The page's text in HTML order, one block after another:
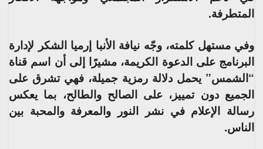
المتطرفة.
وفي مستهل كلمته، وجّه نيافة الأنبا إرميا الشكر لإدارة
البرنامج على الدعوة الكريمة، مشيرًا إلى أن اسم قناة
“الشمس” يحمل دلالة رمزية جميلة، فهي تشرق على
الجميع دون تمييز، على الصالح والطالح، بما يعكس
رسالة الإعلام في نشر النور والمعرفة والمحبة بين
الناس.